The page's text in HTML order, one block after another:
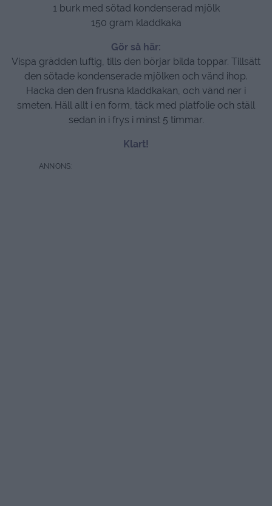
1 burk med sötad kondenserad mjölk
150 gram kladdkaka
Gör så här:
Vispa grädden luftig, tills den börjar bilda toppar. Tillsätt
den sötade kondenserade mjölken och vänd ihop.
Hacka den den frusna kladdkakan, och vänd ner i
smeten. Häll allt i en form, täck med platfolie och ställ
sedan in i frys i minst 5 timmar.
Klart!